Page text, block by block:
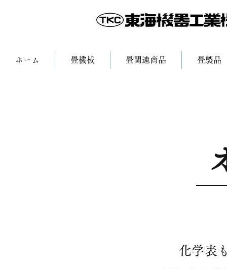
ホーム 畳機械 畳関連商品 畳製品
化学表